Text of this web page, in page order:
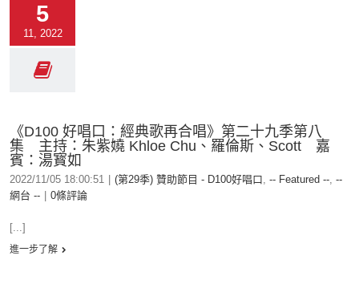
5
11, 2022
《D100 好唱口：經典歌再合唱》第二十九季第八
集 主持：朱紫嬈 Khloe Chu、羅倫斯、Scott 嘉
賓：湯寳如
2022/11/05 18:00:51 (第29季) 贊助節目 - D100好唱口, -- Featured --, --
網台 --
0條評論
[...]
進一步了解